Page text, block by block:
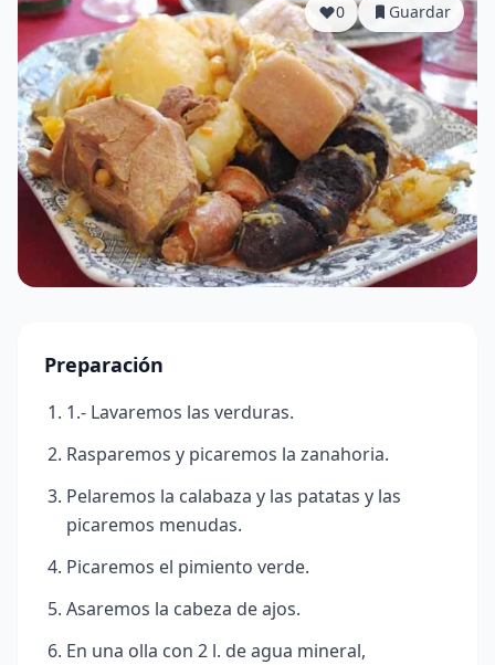
0 Guardar
Preparación
1.- Lavaremos las verduras.
Rasparemos y picaremos la zanahoria.
Pelaremos la calabaza y las patatas y las
picaremos menudas.
Picaremos el pimiento verde.
Asaremos la cabeza de ajos.
En una olla con 2 l. de agua mineral,